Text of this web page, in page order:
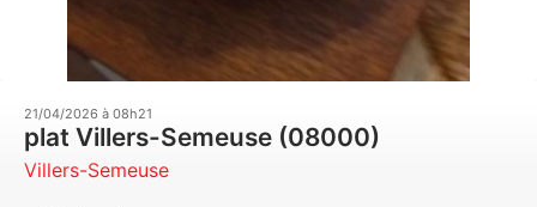
21/04/2026 à 08h21
plat Villers-Semeuse (08000)
Villers-Semeuse